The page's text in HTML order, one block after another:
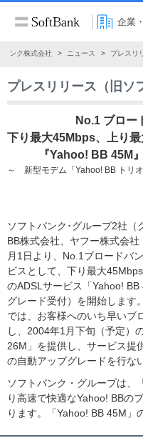
企業
バンク株式会社 ニュース プレスリ
プレスリリース（旧ソ
No.1 ブロー
下り最大45Mbps、上り
『Yahoo! BB 45M
～ 新型モデム「Yahoo! BB トリ
ソフトバンク･グループ2社（
BB株式会社、ヤフー株式会
月1日より、No.1ブロードバ
ビスとして、下り最大
のADSLサービス「Yahoo! BB
グレード受付）を開始します
では、お客様へのいち早いブ
し、2004年1月下旬（予定）
26M」を提供し、サービス提
の自動アップグレードを行な
ソフトバンク・グループは、
り高速で快適なYahoo! BBの
ります。「Yahoo! BB 45M」